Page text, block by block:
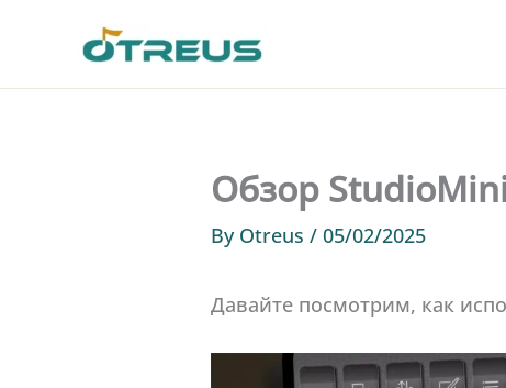
Обзор
By Otreus / 05/02/2025
Давайте посмотрим, как